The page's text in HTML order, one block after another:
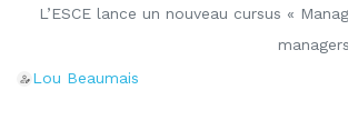
L’ESCE lance un nouveau cursus «
Lou Beaumais